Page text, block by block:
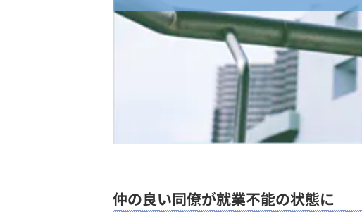
仲の良い同僚が就業不能の状態に